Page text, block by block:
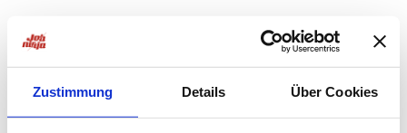
Zustimmung Details Über Cookies